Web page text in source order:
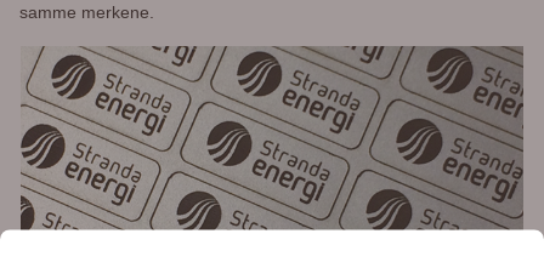
samme merkene.